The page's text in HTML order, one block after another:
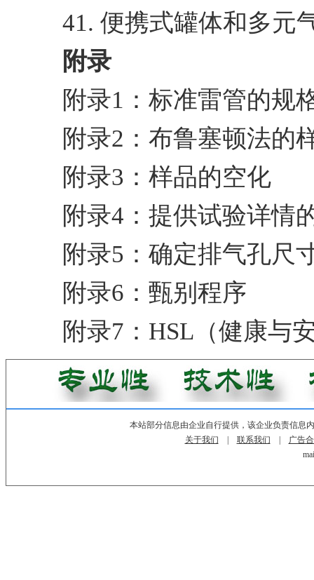
41. 便携式罐体和多元
附录
附录1：标准雷管的规
附录2：布鲁塞顿法的
附录3：样品的空化
附录4：提供试验详情
附录5：确定排气孔尺
附录6：甄别程序
附录7：HSL（健康与
本站部分信息由企业自行提供，该企业负责信息
关于我们
联系我们
广告